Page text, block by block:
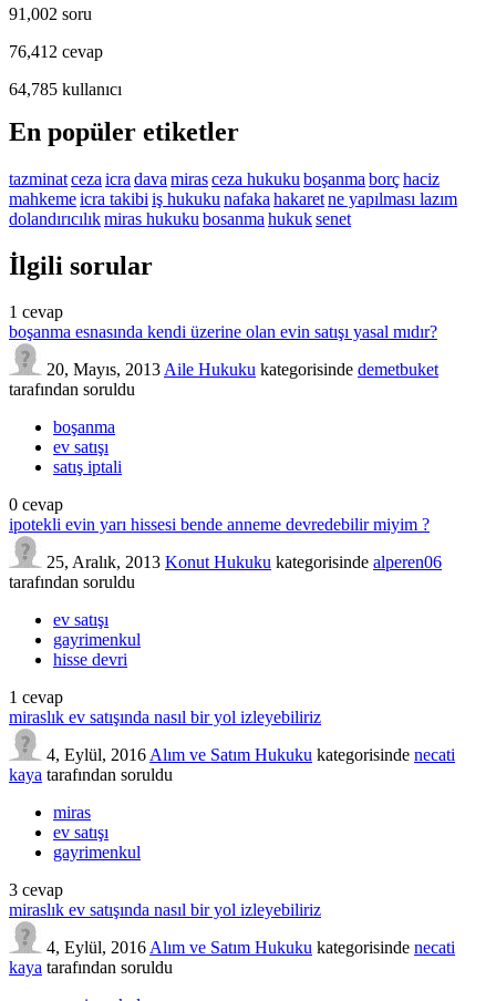
91,002 soru
76,412 cevap
64,785 kullanıcı
En popüler etiketler
tazminatceza icra dava mirasceza hukuku boşanma borçhaciz
mahkemeicra takibi iş hukuku nafaka hakaretne yapılması lazım
dolandırıcılıkmiras hukuku bosanma hukuksenet
İlgili sorular
1 cevap
boşanma esnasında kendi üzerine olan evin satışı yasal mıdır?
20, Mayıs, 2013Aile Hukuku kategorisinde demetbuket
tarafından soruldu
boşanma
ev satışı
satış iptali
0 cevap
ipotekli evin yarı hissesi bende anneme devredebilir miyim ?
25, Aralık, 2013 Konut Hukuku kategorisinde alperen06
tarafından soruldu
ev satışı
gayrimenkul
hisse devri
1 cevap
miraslık ev satışında nasıl bir yol izleyebiliriz
4, Eylül, 2016Alım ve Satım Hukuku kategorisinde necati
kaya tarafından soruldu
miras
ev satışı
gayrimenkul
3 cevap
miraslık ev satışında nasıl bir yol izleyebiliriz
4, Eylül, 2016Alım ve Satım Hukuku kategorisinde necati
kaya tarafından soruldu